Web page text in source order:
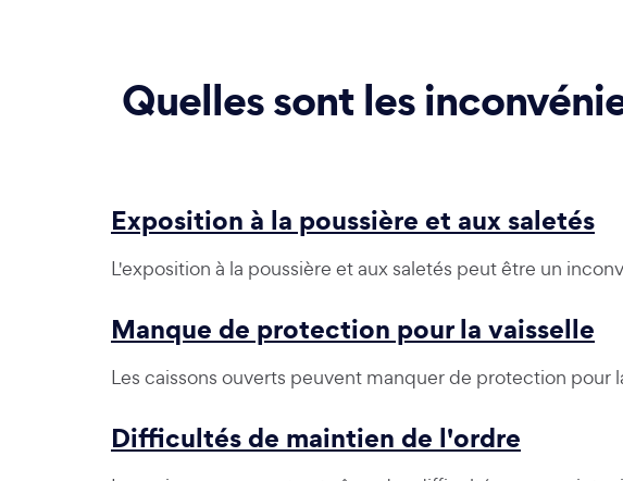
Quelles sont les
Exposition à la poussière et aux saletés
L'exposition à la poussière et aux saletés peut être un
Manque de protection pour la vaisselle
Les caissons ouverts peuvent manquer de protection
Difficultés de maintien de l'ordre